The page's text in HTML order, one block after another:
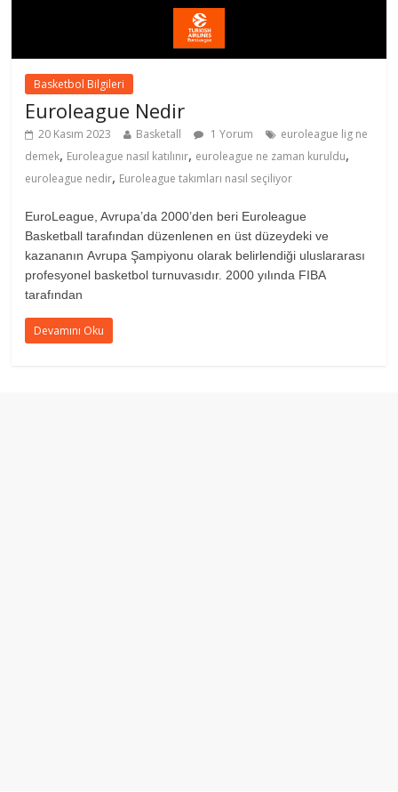
Basketbol Bilgileri
Euroleague Nedir
20 Kasım 2023 Basketall 1 Yorum
euroleague lig ne
demek, Euroleague nasıl katılınır, euroleague ne zaman kuruldu,
euroleague nedir, Euroleague takımları nasıl seçiliyor
EuroLeague, Avrupa’da 2000’den beri Euroleague
Basketball tarafından düzenlenen en üst düzeydeki ve
kazananın Avrupa Şampiyonu olarak belirlendiği uluslararası
profesyonel basketbol turnuvasıdır. 2000 yılında FIBA
tarafından
Devamını Oku